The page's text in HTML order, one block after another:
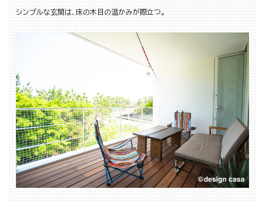
シンプルな玄関は、床の木目の温かみが際立つ。